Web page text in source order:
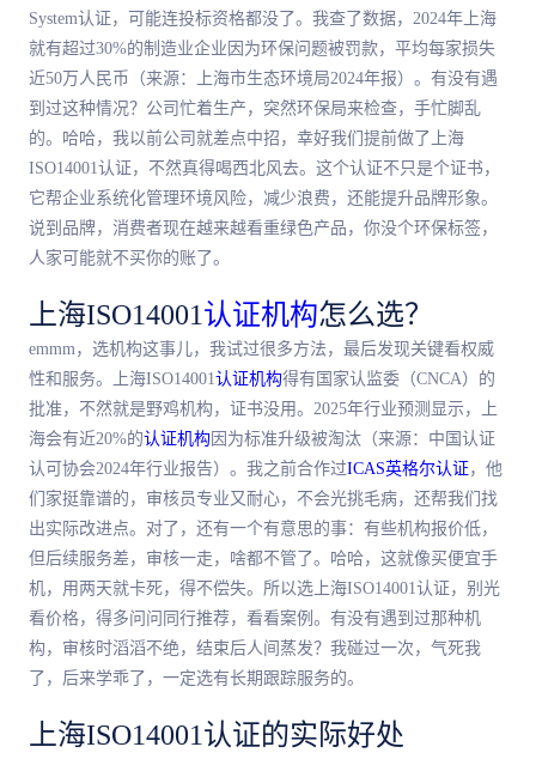
System认证，可能连投标资格都没了。我查了数据，2024年上海
就有超过30%的制造业企业因为环保问题被罚款，平均每家损失
近50万人民币（来源：上海市生态环境局2024年报）。有没有遇
到过这种情况？公司忙着生产，突然环保局来检查，手忙脚乱
的。哈哈，我以前公司就差点中招，幸好我们提前做了上海
ISO14001认证，不然真得喝西北风去。这个认证不只是个证书，
它帮企业系统化管理环境风险，减少浪费，还能提升品牌形象。
说到品牌，消费者现在越来越看重绿色产品，你没个环保标签，
人家可能就不买你的账了。
上海ISO14001认证机构怎么选？
emmm，选机构这事儿，我试过很多方法，最后发现关键看权威
性和服务。上海ISO14001认证机构得有国家认监委（CNCA）的
批准，不然就是野鸡机构，证书没用。2025年行业预测显示，上
海会有近20%的认证机构 因为标准升级被淘汰（来源：中国认证
认可协会2024年行业报告）。我之前合作过ICAS英格尔认证 ，他
们家挺靠谱的，审核员专业又耐心，不会光挑毛病，还帮我们找
出实际改进点。对了，还有一个有意思的事：有些机构报价低，
但后续服务差，审核一走，啥都不管了。哈哈，这就像买便宜手
机，用两天就卡死，得不偿失。所以选上海ISO14001认证，别光
看价格，得多问问同行推荐，看看案例。有没有遇到过那种机
构，审核时滔滔不绝，结束后人间蒸发？我碰过一次，气死我
了，后来学乖了，一定选有长期跟踪服务的。
上海ISO14001认证的实际好处